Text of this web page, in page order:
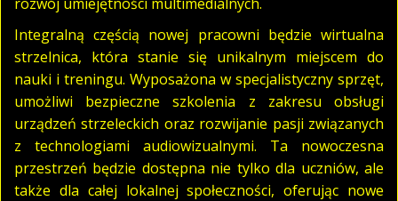
Integralną częścią nowej pracowni będzie wirtualna
strzelnica, która stanie się unikalnym miejscem do
nauki i treningu. Wyposażona w specjalistyczny sprzęt,
umożliwi bezpieczne szkolenia z zakresu obsługi
urządzeń strzeleckich oraz rozwijanie pasji związanych
z technologiami audiowizualnymi. Ta nowoczesna
przestrzeń będzie dostępna nie tylko dla uczniów, ale
także dla całej lokalnej społeczności, oferując nowe